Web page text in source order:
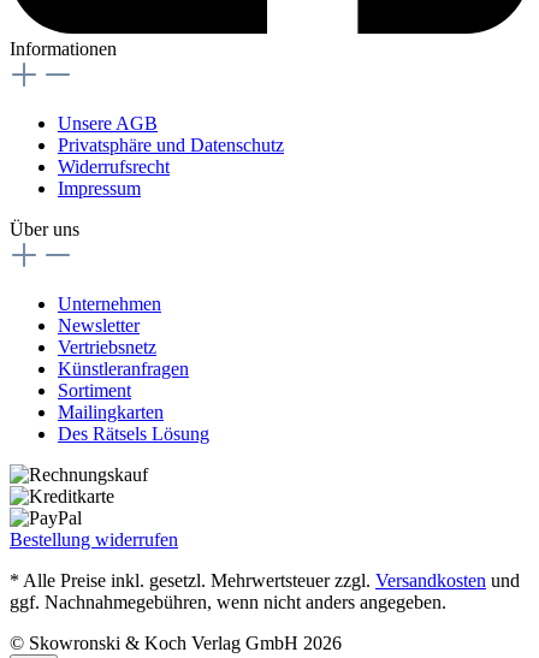
Informationen
Unsere AGB
Privatsphäre und Datenschutz
Widerrufsrecht
Impressum
Über uns
Unternehmen
Newsletter
Vertriebsnetz
Künstleranfragen
Sortiment
Mailingkarten
Des Rätsels Lösung
Bestellung widerrufen
* Alle Preise inkl. gesetzl. Mehrwertsteuer zzgl. Versandkosten und
ggf. Nachnahmegebühren, wenn nicht anders angegeben.
© Skowronski & Koch Verlag GmbH 2026